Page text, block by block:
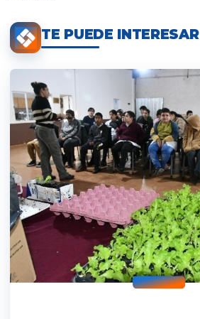
TE PUEDE INTERESAR